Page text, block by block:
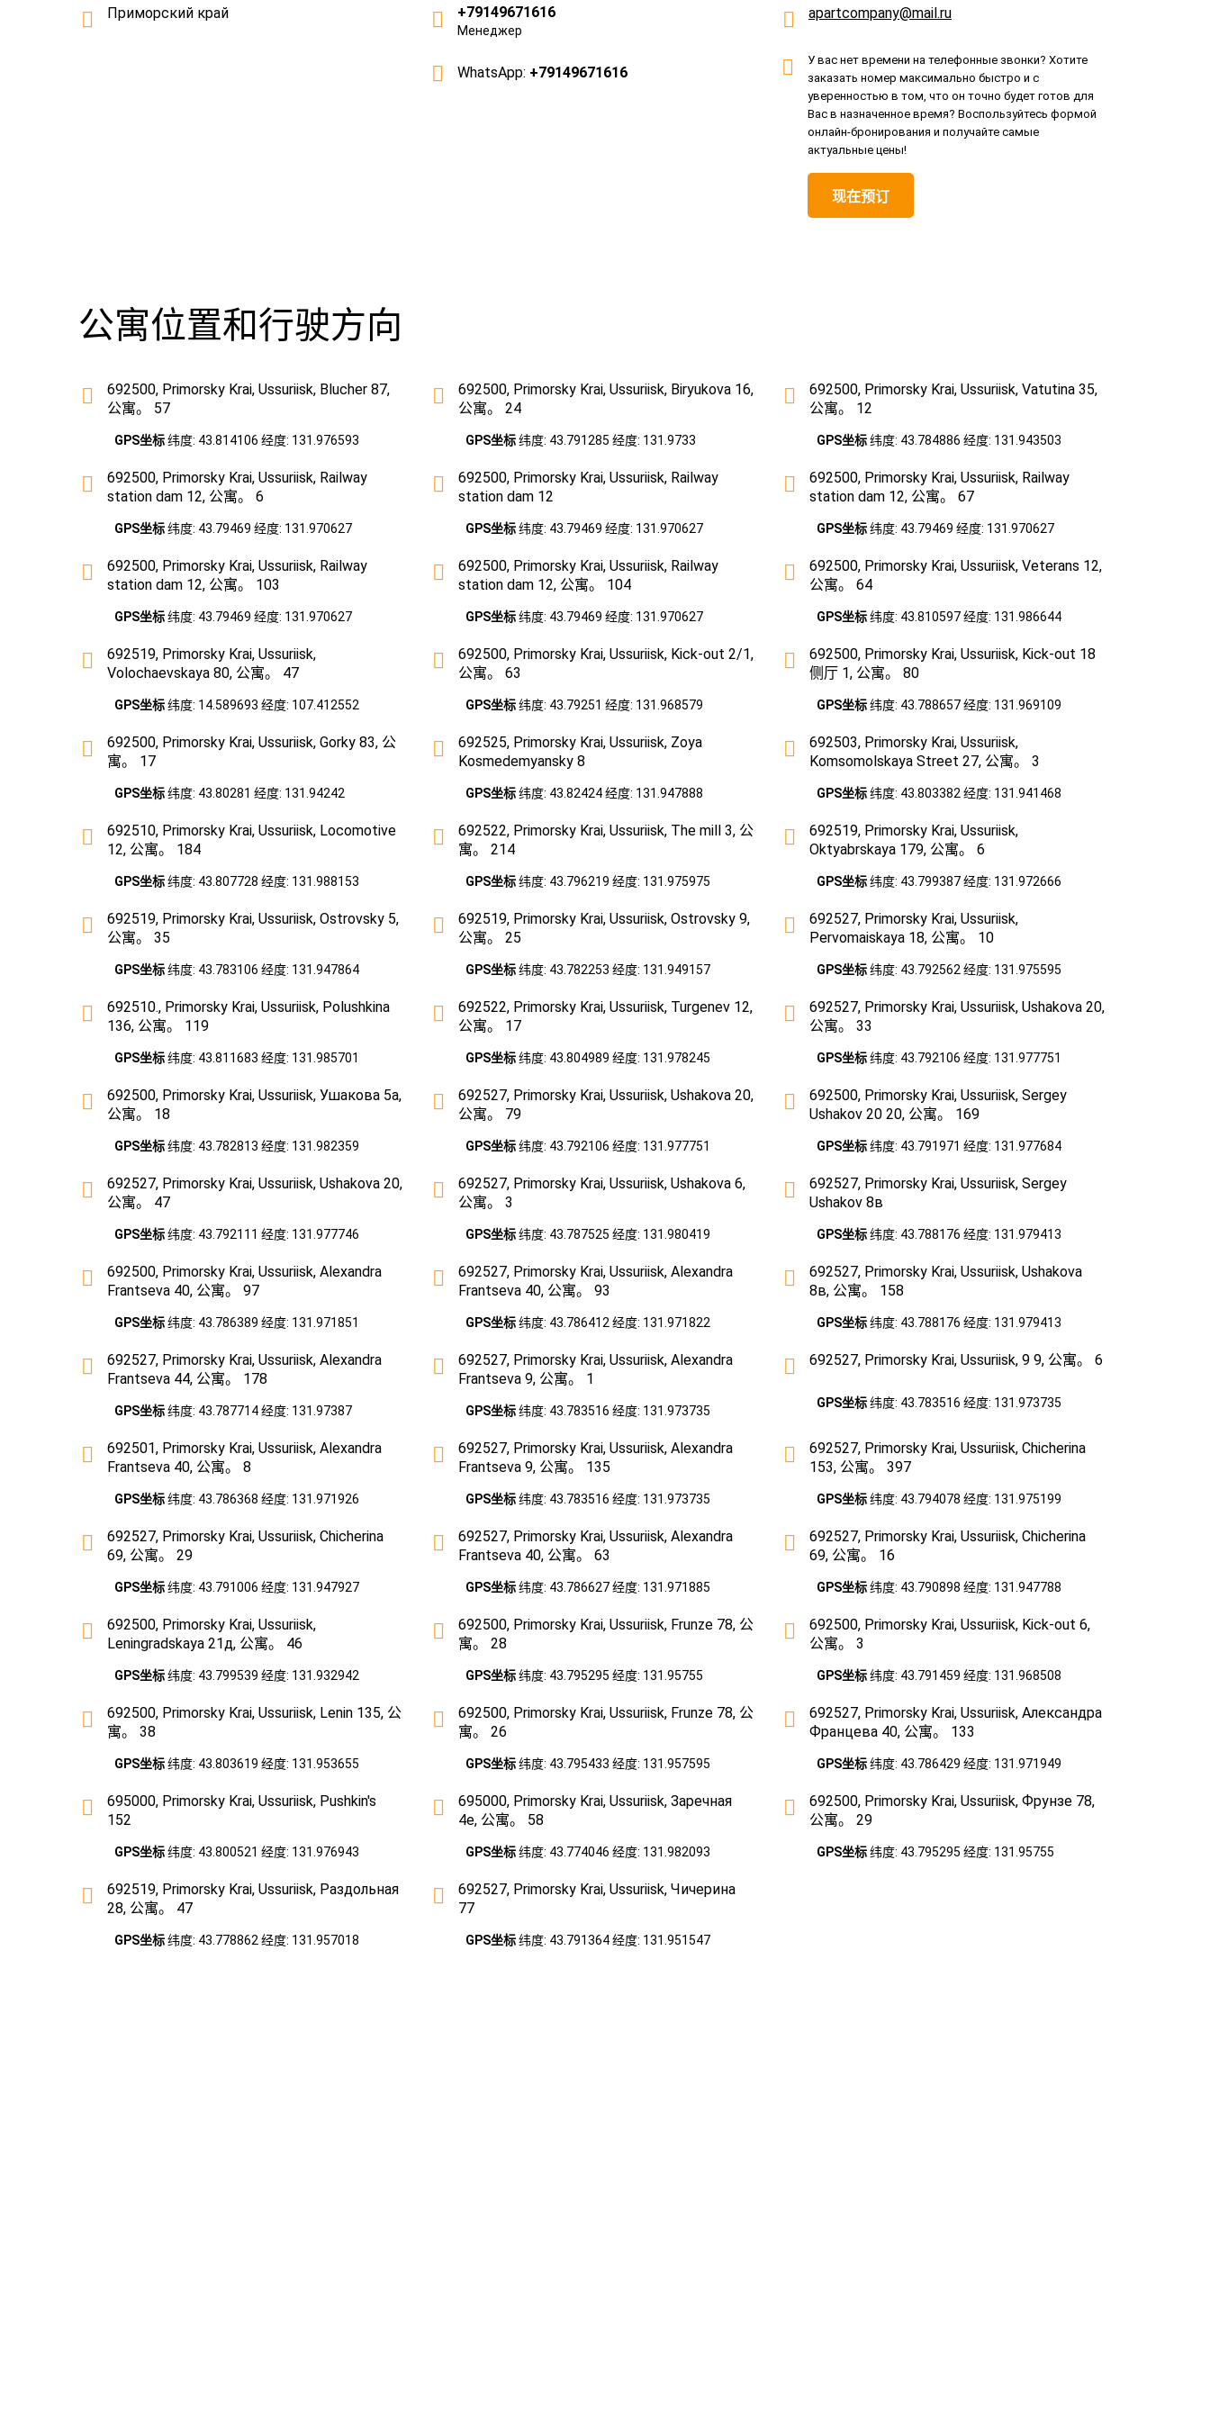
Приморский край +79149671616
Менеджер
WhatsApp: +79149671616
apartcompany@mail.ru
У вас нет времени на телефонные звонки? Хотите
заказать номер максимально быстро и с
уверенностью в том, что он точно будет готов для
Вас в назначенное время? Воспользуйтесь формой
онлайн-бронирования и получайте самые
актуальные цены!
现在预订
公寓位置和行驶方向
692500, Primorsky Krai, Ussuriisk, Blucher 87,
公寓。 57
GPS坐标纬度: 43.814106 经度: 131.976593
692500, Primorsky Krai, Ussuriisk, Biryukova 16,
公寓。 24
GPS坐标纬度: 43.791285 经度: 131.9733
692500, Primorsky Krai, Ussuriisk, Vatutina 35,
公寓。 12
GPS坐标纬度: 43.784886 经度: 131.943503
692500, Primorsky Krai, Ussuriisk, Railway
station dam 12, 公寓。 6
GPS坐标纬度: 43.79469 经度: 131.970627
692500, Primorsky Krai, Ussuriisk, Railway
station dam 12
GPS坐标纬度: 43.79469 经度: 131.970627
692500, Primorsky Krai, Ussuriisk, Railway
station dam 12, 公寓。 67
GPS坐标纬度: 43.79469 经度: 131.970627
692500, Primorsky Krai, Ussuriisk, Railway
station dam 12, 公寓。 103
GPS坐标纬度: 43.79469 经度: 131.970627
692500, Primorsky Krai, Ussuriisk, Railway
station dam 12, 公寓。 104
GPS坐标纬度: 43.79469 经度: 131.970627
692500, Primorsky Krai, Ussuriisk, Veterans 12,
公寓。 64
GPS坐标纬度: 43.810597 经度: 131.986644
692519, Primorsky Krai, Ussuriisk,
Volochaevskaya 80, 公寓。 47
GPS坐标纬度: 14.589693 经度: 107.412552
692500, Primorsky Krai, Ussuriisk, Kick-out 2/1,
公寓。 63
GPS坐标纬度: 43.79251 经度: 131.968579
692500, Primorsky Krai, Ussuriisk, Kick-out 18
侧厅 1, 公寓。 80
GPS坐标纬度: 43.788657 经度: 131.969109
692500, Primorsky Krai, Ussuriisk, Gorky 83, 公
寓。 17
GPS坐标纬度: 43.80281 经度: 131.94242
692525, Primorsky Krai, Ussuriisk, Zoya
Kosmedemyansky 8
GPS坐标纬度: 43.82424 经度: 131.947888
692503, Primorsky Krai, Ussuriisk,
Komsomolskaya Street 27, 公寓。 3
GPS坐标纬度: 43.803382 经度: 131.941468
692510, Primorsky Krai, Ussuriisk, Locomotive
12, 公寓。 184
GPS坐标纬度: 43.807728 经度: 131.988153
692522, Primorsky Krai, Ussuriisk, The mill 3, 公
寓。 214
GPS坐标纬度: 43.796219 经度: 131.975975
692519, Primorsky Krai, Ussuriisk,
Oktyabrskaya 179, 公寓。 6
GPS坐标纬度: 43.799387 经度: 131.972666
692519, Primorsky Krai, Ussuriisk, Ostrovsky 5,
公寓。 35
GPS坐标纬度: 43.783106 经度: 131.947864
692519, Primorsky Krai, Ussuriisk, Ostrovsky 9,
公寓。 25
GPS坐标纬度: 43.782253 经度: 131.949157
692527, Primorsky Krai, Ussuriisk,
Pervomaiskaya 18, 公寓。 10
GPS坐标纬度: 43.792562 经度: 131.975595
692510., Primorsky Krai, Ussuriisk, Polushkina
136, 公寓。 119
GPS坐标纬度: 43.811683 经度: 131.985701
692522, Primorsky Krai, Ussuriisk, Turgenev 12,
公寓。 17
GPS坐标纬度: 43.804989 经度: 131.978245
692527, Primorsky Krai, Ussuriisk, Ushakova 20,
公寓。 33
GPS坐标纬度: 43.792106 经度: 131.977751
692500, Primorsky Krai, Ussuriisk, Ушакова 5а,
公寓。 18
GPS坐标纬度: 43.782813 经度: 131.982359
692527, Primorsky Krai, Ussuriisk, Ushakova 20,
公寓。 79
GPS坐标纬度: 43.792106 经度: 131.977751
692500, Primorsky Krai, Ussuriisk, Sergey
Ushakov 20 20, 公寓。 169
GPS坐标纬度: 43.791971 经度: 131.977684
692527, Primorsky Krai, Ussuriisk, Ushakova 20,
公寓。 47
GPS坐标纬度: 43.792111 经度: 131.977746
692527, Primorsky Krai, Ussuriisk, Ushakova 6,
公寓。 3
GPS坐标纬度: 43.787525 经度: 131.980419
692527, Primorsky Krai, Ussuriisk, Sergey
Ushakov 8в
GPS坐标纬度: 43.788176 经度: 131.979413
692500, Primorsky Krai, Ussuriisk, Alexandra
Frantseva 40, 公寓。 97
GPS坐标纬度: 43.786389 经度: 131.971851
692527, Primorsky Krai, Ussuriisk, Alexandra
Frantseva 40, 公寓。 93
GPS坐标纬度: 43.786412 经度: 131.971822
692527, Primorsky Krai, Ussuriisk, Ushakova
8в, 公寓。 158
GPS坐标纬度: 43.788176 经度: 131.979413
692527, Primorsky Krai, Ussuriisk, Alexandra
Frantseva 44, 公寓。 178
GPS坐标纬度: 43.787714 经度: 131.97387
692527, Primorsky Krai, Ussuriisk, Alexandra
Frantseva 9, 公寓。 1
GPS坐标纬度: 43.783516 经度: 131.973735
692527, Primorsky Krai, Ussuriisk, 9 9, 公寓。 6
GPS坐标纬度: 43.783516 经度: 131.973735
692501, Primorsky Krai, Ussuriisk, Alexandra
Frantseva 40, 公寓。 8
GPS坐标纬度: 43.786368 经度: 131.971926
692527, Primorsky Krai, Ussuriisk, Alexandra
Frantseva 9, 公寓。 135
GPS坐标纬度: 43.783516 经度: 131.973735
692527, Primorsky Krai, Ussuriisk, Chicherina
153, 公寓。 397
GPS坐标纬度: 43.794078 经度: 131.975199
692527, Primorsky Krai, Ussuriisk, Chicherina
69, 公寓。 29
GPS坐标纬度: 43.791006 经度: 131.947927
692527, Primorsky Krai, Ussuriisk, Alexandra
Frantseva 40, 公寓。 63
GPS坐标纬度: 43.786627 经度: 131.971885
692527, Primorsky Krai, Ussuriisk, Chicherina
69, 公寓。 16
GPS坐标纬度: 43.790898 经度: 131.947788
692500, Primorsky Krai, Ussuriisk,
Leningradskaya 21д, 公寓。 46
GPS坐标纬度: 43.799539 经度: 131.932942
692500, Primorsky Krai, Ussuriisk, Frunze 78, 公
寓。 28
GPS坐标纬度: 43.795295 经度: 131.95755
692500, Primorsky Krai, Ussuriisk, Kick-out 6,
公寓。 3
GPS坐标纬度: 43.791459 经度: 131.968508
692500, Primorsky Krai, Ussuriisk, Lenin 135, 公
寓。 38
GPS坐标纬度: 43.803619 经度: 131.953655
692500, Primorsky Krai, Ussuriisk, Frunze 78, 公
寓。 26
GPS坐标纬度: 43.795433 经度: 131.957595
692527, Primorsky Krai, Ussuriisk, Александра
Францева 40, 公寓。 133
GPS坐标纬度: 43.786429 经度: 131.971949
695000, Primorsky Krai, Ussuriisk, Pushkin's
152
GPS坐标纬度: 43.800521 经度: 131.976943
695000, Primorsky Krai, Ussuriisk, Заречная
4е, 公寓。 58
GPS坐标纬度: 43.774046 经度: 131.982093
692500, Primorsky Krai, Ussuriisk, Фрунзе 78,
公寓。 29
GPS坐标纬度: 43.795295 经度: 131.95755
692519, Primorsky Krai, Ussuriisk, Раздольная
28, 公寓。 47
GPS坐标纬度: 43.778862 经度: 131.957018
692527, Primorsky Krai, Ussuriisk, Чичерина
77
GPS坐标纬度: 43.791364 经度: 131.951547